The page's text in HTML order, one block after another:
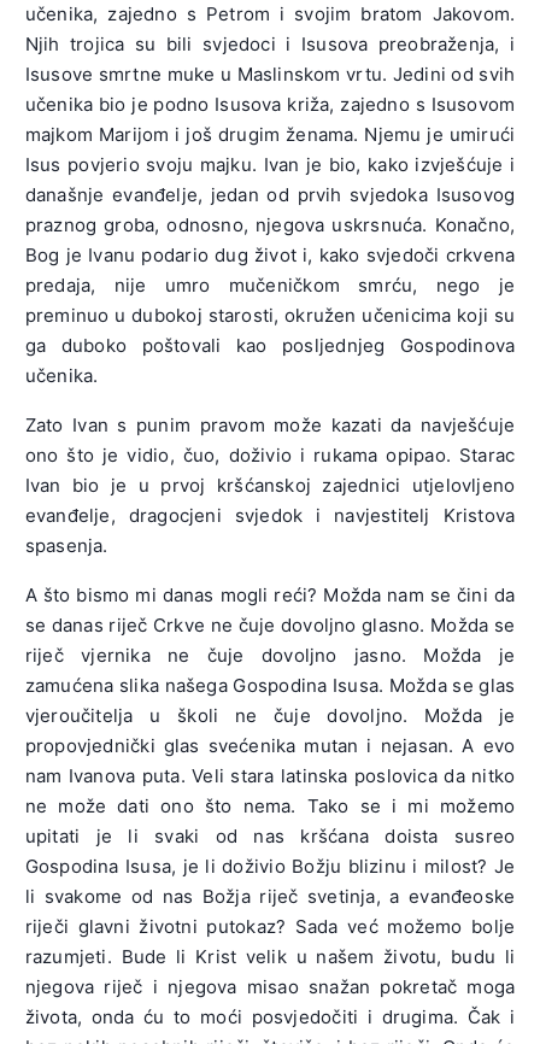
učenika, zajedno s Petrom i svojim bratom Jakovom.
Njih trojica su bili svjedoci i Isusova preobraženja, i
Isusove smrtne muke u Maslinskom vrtu. Jedini od svih
učenika bio je podno Isusova križa, zajedno s Isusovom
majkom Marijom i još drugim ženama. Njemu je umirući
Isus povjerio svoju majku. Ivan je bio, kako izvješćuje i
današnje evanđelje, jedan od prvih svjedoka Isusovog
praznog groba, odnosno, njegova uskrsnuća. Konačno,
Bog je Ivanu podario dug život i, kako svjedoči crkvena
predaja, nije umro mučeničkom smrću, nego je
preminuo u dubokoj starosti, okružen učenicima koji su
ga duboko poštovali kao posljednjeg Gospodinova
učenika.
Zato Ivan s punim pravom može kazati da navješćuje
ono što je vidio, čuo, doživio i rukama opipao. Starac
Ivan bio je u prvoj kršćanskoj zajednici utjelovljeno
evanđelje, dragocjeni svjedok i navjestitelj Kristova
spasenja.
A što bismo mi danas mogli reći? Možda nam se čini da
se danas riječ Crkve ne čuje dovoljno glasno. Možda se
riječ vjernika ne čuje dovoljno jasno. Možda je
zamućena slika našega Gospodina Isusa. Možda se glas
vjeroučitelja u školi ne čuje dovoljno. Možda je
propovjednički glas svećenika mutan i nejasan. A evo
nam Ivanova puta. Veli stara latinska poslovica da nitko
ne može dati ono što nema. Tako se i mi možemo
upitati je li svaki od nas kršćana doista susreo
Gospodina Isusa, je li doživio Božju blizinu i milost? Je
li svakome od nas Božja riječ svetinja, a evanđeoske
riječi glavni životni putokaz? Sada već možemo bolje
razumjeti. Bude li Krist velik u našem životu, budu li
njegova riječ i njegova misao snažan pokretač moga
života, onda ću to moći posvjedočiti i drugima. Čak i